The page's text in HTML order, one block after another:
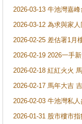
2026-03-13 牛池灣嘉
2026-03-12 為求與家
2026-02-25 差估署1月
2026-02-19 2026一手
2026-02-18 紅紅火火
2026-02-17 馬年大吉
2026-02-03 牛池灣私
2026-01-31 股市樓市